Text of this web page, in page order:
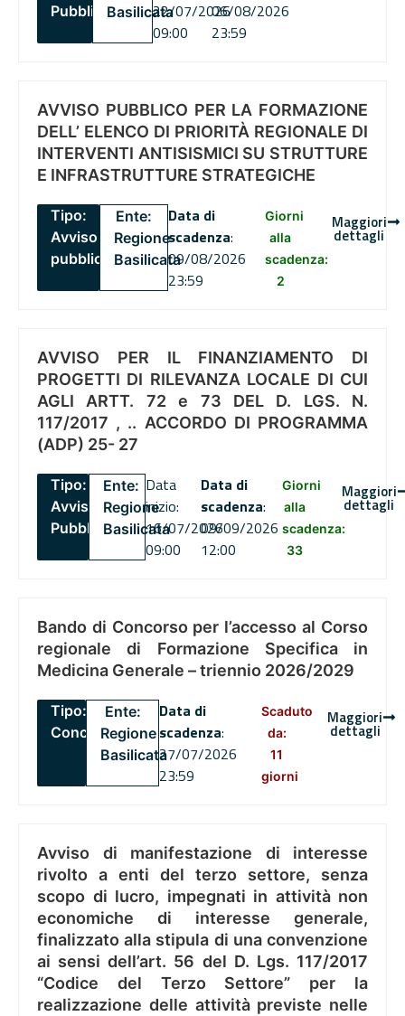
PubblicoBasilicata22/07/2026
09:00
06/08/2026
23:59
AVVISO PUBBLICO PER LA FORMAZIONE
DELL’ ELENCO DI PRIORITÀ REGIONALE DI
INTERVENTI ANTISISMICI SU STRUTTURE
E INFRASTRUTTURE STRATEGICHE
Tipo:
Avviso
pubblico
Ente:
Regione
Basilicata
Data di
scadenza:
09/08/2026
23:59
Giorni
alla
scadenza:
2
Maggiori
dettagli
AVVISO PER IL FINANZIAMENTO DI
PROGETTI DI RILEVANZA LOCALE DI CUI
AGLI ARTT. 72 e 73 DEL D. LGS. N.
117/2017 , .. ACCORDO DI PROGRAMMA
(ADP) 25- 27
Tipo:
Avviso
Pubblico
Ente:
Regione
Basilicata
Data
inizio:
16/07/2026
09:00
Data di
scadenza:
09/09/2026
12:00
Giorni
alla
scadenza:
33
Maggiori
dettagli
Bando di Concorso per l’accesso al Corso
regionale di Formazione Specifica in
Medicina Generale – triennio 2026/2029
Tipo:
Concorsi
Ente:
Regione
Basilicata
Data di
scadenza:
27/07/2026
23:59
Scaduto
da:
11
giorni
Maggiori
dettagli
Avviso di manifestazione di interesse
rivolto a enti del terzo settore, senza
scopo di lucro, impegnati in attività non
economiche di interesse generale,
finalizzato alla stipula di una convenzione
ai sensi dell’art. 56 del D. Lgs. 117/2017
“Codice del Terzo Settore” per la
realizzazione delle attività previste nelle